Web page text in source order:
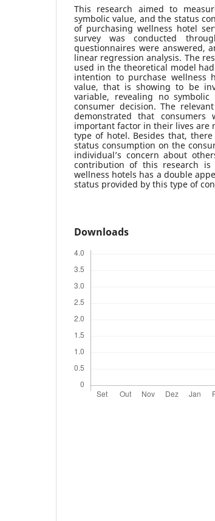
This research aimed to
symbolic value, and the status
of purchasing wellness hotel
survey was conducted
questionnaires were answered,
linear regression analysis. The
used in the theoretical model
intention to purchase wellness
value, that is showing to be
variable, revealing no
consumer decision. The
demonstrated that
important factor in their lives are
type of hotel. Besides that,
status consumption on the
individual’s concern about
contribution of this research
wellness hotels has a double
status provided by this type of
Downloads